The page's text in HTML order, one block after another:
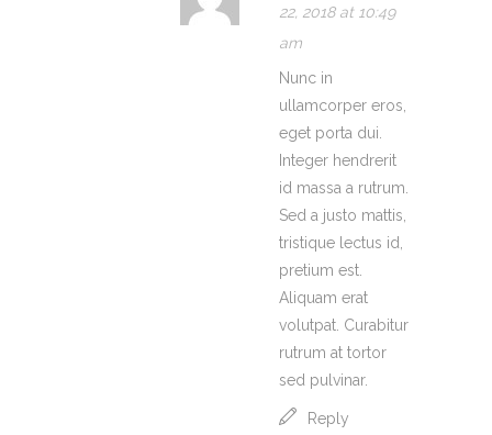
22, 2018 at 10:49
am
Nunc in
ullamcorper eros,
eget porta dui.
Integer hendrerit
id massa a rutrum.
Sed a justo mattis,
tristique lectus id,
pretium est.
Aliquam erat
volutpat. Curabitur
rutrum at tortor
sed pulvinar.
Reply